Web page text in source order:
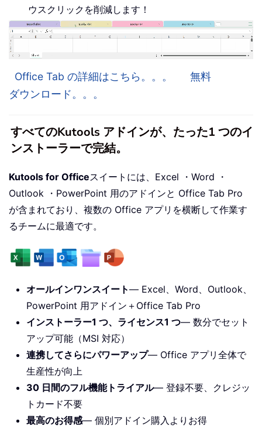
ウスクリックを削減します！
Office Tab の詳細はこちら。。。
無料
ダウンロード。。。
すべてのKutools アドインが、たった1 つのイ
ンストーラーで完結。
Kutools for Officeスイートには、Excel ・Word ・
Outlook ・PowerPoint 用のアドインと Office Tab Pro
が含まれており、複数の Office アプリを横断して作業す
るチームに最適です。
オールインワンスイート— Excel、Word、Outlook、
PowerPoint 用アドイン＋Office Tab Pro
インストーラー1 つ、ライセンス1 つ— 数分でセット
アップ可能（MSI 対応）
連携してさらにパワーアップ— Office アプリ全体で
生産性が向上
30 日間のフル機能トライアル— 登録不要、クレジッ
トカード不要
最高のお得感— 個別アドイン購入よりお得